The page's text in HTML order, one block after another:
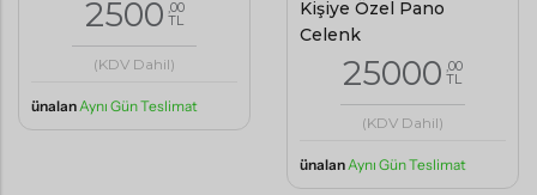
2500 ,00
TL
(KDV Dahil)
ünalan Aynı Gün Teslimat
Kişiye Özel Pano
Çelenk
25000 ,00
TL
(KDV Dahil)
ünalanAynı Gün Teslimat